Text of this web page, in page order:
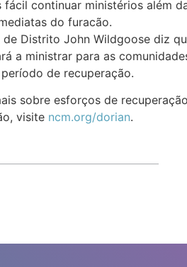
fácil continuar ministérios além
do furacão.
de Distrito John Wildgoose diz
a ministrar para as
de recuperação.
sobre esforços de
visite ncm.org/dorian.